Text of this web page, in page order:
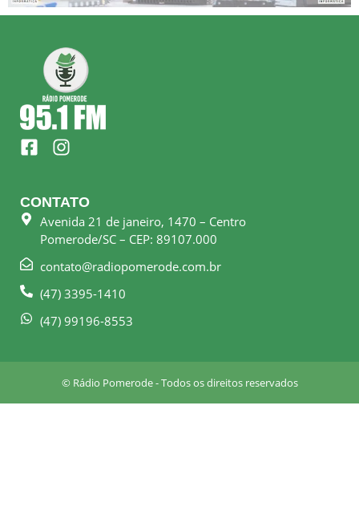
F
a
e
b
o
k
s
q
a
I
n
t
a
g
r
a
m
CONTATO
Avenida 21 de janeiro, 1470 – Centro
Pomerode/SC – CEP: 89107.000
contato@radiopomerode.com.br
(47) 3395-1410
(47) 99196-8553
© Rádio Pomerode - Todos os direitos reservados